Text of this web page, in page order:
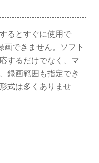
るとすぐに使用で
画できません。ソフト
するだけでなく、マ
録画範囲も指定でき
式は多くありませ